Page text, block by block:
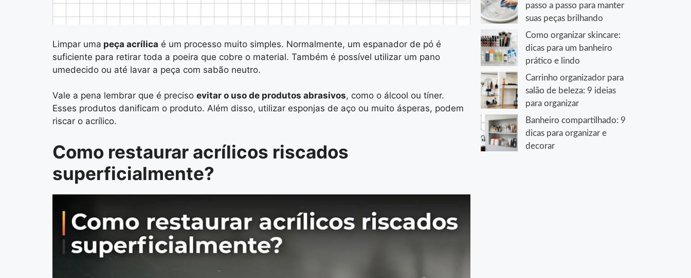
Limpar uma peça acrílica é um processo muito simples. Normalmente, um espanador de pó é
suficiente para retirar toda a poeira que cobre o material. Também é possível utilizar um pano
umedecido ou até lavar a peça com sabão neutro.
Vale a pena lembrar que é preciso evitar o uso de produtos abrasivos, como o álcool ou tíner.
Esses produtos danificam o produto. Além disso, utilizar esponjas de aço ou muito ásperas, podem
riscar o acrílico.
Como restaurar acrílicos riscados
superficialmente?
passo a passo para manter
suas peças brilhando
Como organizar skincare:
dicas para um banheiro
prático e lindo
Carrinho organizador para
salão de beleza: 9 ideias
para organizar
Banheiro compartilhado: 9
dicas para organizar e
decorar